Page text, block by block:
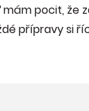
pocit, že
přípravy si